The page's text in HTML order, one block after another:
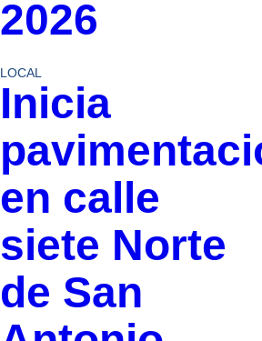
2026
LOCAL
Inicia
en calle
siete Norte
de San